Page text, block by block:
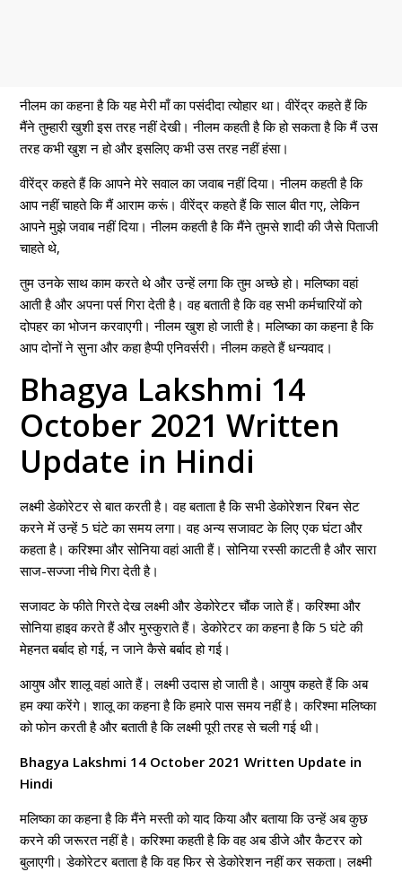
नीलम का कहना है कि यह मेरी माँ का पसंदीदा त्योहार था। वीरेंद्र कहते हैं कि
मैंने तुम्हारी खुशी इस तरह नहीं देखी। नीलम कहती है कि हो सकता है कि मैं उस
तरह कभी खुश न हो और इसलिए कभी उस तरह नहीं हंसा।
वीरेंद्र कहते हैं कि आपने मेरे सवाल का जवाब नहीं दिया। नीलम कहती है कि
आप नहीं चाहते कि मैं आराम करूं। वीरेंद्र कहते हैं कि साल बीत गए, लेकिन
आपने मुझे जवाब नहीं दिया। नीलम कहती है कि मैंने तुमसे शादी की जैसे पिताजी
चाहते थे,
तुम उनके साथ काम करते थे और उन्हें लगा कि तुम अच्छे हो। मलिष्का वहां
आती है और अपना पर्स गिरा देती है। वह बताती है कि वह सभी कर्मचारियों को
दोपहर का भोजन करवाएगी। नीलम खुश हो जाती है। मलिष्का का कहना है कि
आप दोनों ने सुना और कहा हैप्पी एनिवर्सरी। नीलम कहते हैं धन्यवाद।
Bhagya Lakshmi 14
October 2021 Written
Update in Hindi
लक्ष्मी डेकोरेटर से बात करती है। वह बताता है कि सभी डेकोरेशन रिबन सेट
करने में उन्हें 5 घंटे का समय लगा। वह अन्य सजावट के लिए एक घंटा और
कहता है। करिश्मा और सोनिया वहां आती हैं। सोनिया रस्सी काटती है और सारा
साज-सज्जा नीचे गिरा देती है।
सजावट के फीते गिरते देख लक्ष्मी और डेकोरेटर चौंक जाते हैं। करिश्मा और
सोनिया हाइव करते हैं और मुस्कुराते हैं। डेकोरेटर का कहना है कि 5 घंटे की
मेहनत बर्बाद हो गई, न जाने कैसे बर्बाद हो गई।
आयुष और शालू वहां आते हैं। लक्ष्मी उदास हो जाती है। आयुष कहते हैं कि अब
हम क्या करेंगे। शालू का कहना है कि हमारे पास समय नहीं है। करिश्मा मलिष्का
को फोन करती है और बताती है कि लक्ष्मी पूरी तरह से चली गई थी।
Bhagya Lakshmi 14 October 2021 Written Update in
Hindi
मलिष्का का कहना है कि मैंने मस्ती को याद किया और बताया कि उन्हें अब कुछ
करने की जरूरत नहीं है। करिश्मा कहती है कि वह अब डीजे और कैटरर को
बुलाएगी। डेकोरेटर बताता है कि वह फिर से डेकोरेशन नहीं कर सकता। लक्ष्मी